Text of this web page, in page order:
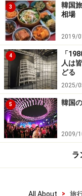
3
韓国
相場
2019/
4
「
人は
どる
2025/
5 韓国
2009/
ラ
All About > 旅